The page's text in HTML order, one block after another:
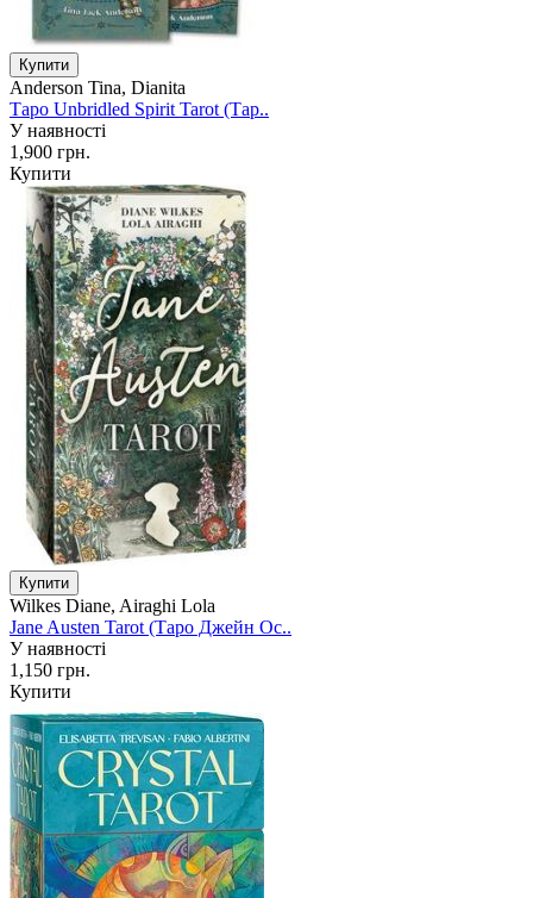
Anderson Tina, Dianita
Таро Unbridled Spirit Tarot (Тар..
У наявності
1,900 грн.
Купити
Wilkes Diane, Airaghi Lola
Jane Austen Tarot (Таро Джейн Ос..
У наявності
1,150 грн.
Купити